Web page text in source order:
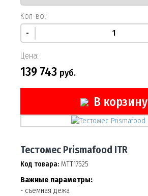
Кол-во:
-
Цена:
139 743 руб.
В корзину
Тестомес Prismafood ITR
Код товара: МТТ17525
Важные параметры:
- съемная дежа